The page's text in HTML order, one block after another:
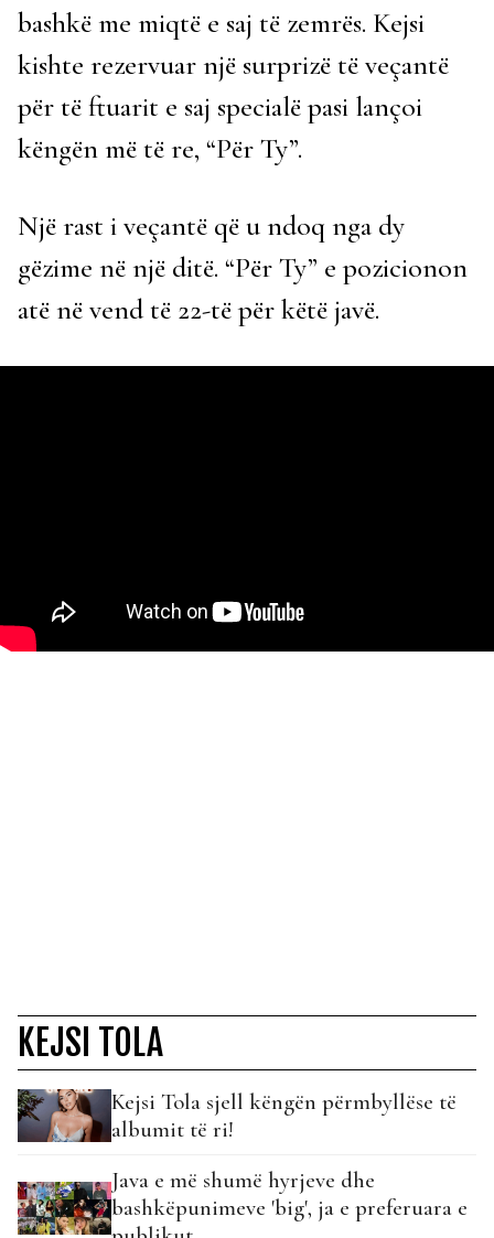
bashkë me miqtë e saj të zemrës. Kejsi
kishte rezervuar një surprizë të veçantë
për të ftuarit e saj specialë pasi lançoi
këngën më të re, “Për Ty”.
Një rast i veçantë që u ndoq nga dy
gëzime në një ditë. “Për Ty” e pozicionon
atë në vend të 22-të për këtë javë.
KEJSI TOLA
Kejsi Tola sjell këngën përmbyllëse të
albumit të ri!
Java e më shumë hyrjeve dhe
bashkëpunimeve 'big', ja e preferuara e